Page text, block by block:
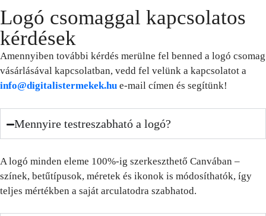
Logó csomaggal kapcsolatos
kérdések
Amennyiben további kérdés merülne fel benned a logó csomag
vásárlásával kapcsolatban, vedd fel velünk a kapcsolatot a
info@digitalistermekek.hu e-mail címen és segítünk!
Mennyire testreszabható a logó?
A logó minden eleme 100%-ig szerkeszthető Canvában –
színek, betűtípusok, méretek és ikonok is módosíthatók, így
teljes mértékben a saját arculatodra szabhatod.